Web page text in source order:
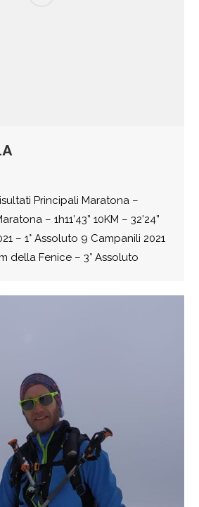
Principali Maratona –
– 1h11’43” 10KM – 32’24”
– 1° Assoluto 9 Campanili 2021
della Fenice – 3° Assoluto